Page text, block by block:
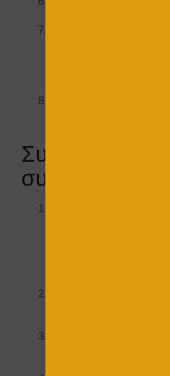
Αν και αποφεύγετε το
τα εργοστασιακά – των
τεμαχίων του σπιτιού.
Ο οπλισμός του κτιρίου
Αλλάζει όμως αρκετά η
ανάλογα τις στατικές
Συμβατική
συν και τα
οικοδομικά και όχι
περιπτώσεις όπου τα
ανήκουν στα
δική τους ασφάλεια ,
Παρακολουθείτε την